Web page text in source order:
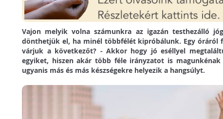
Vajon melyik volna számunkra az igazán testhezálló
dönthetjük el, ha minél többfélét kipróbálunk. Egy óráról
várjuk a következőt? - Akkor hogy jó eséllyel
egyiket, hiszen akár több féle irányzatot is magunkénak
ugyanis más és más készségekre helyezik a hangsúlyt.